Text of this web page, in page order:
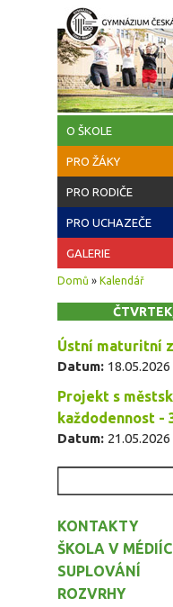
Přejít k hlavnímu obsahu
O ŠKOLE
PRO ŽÁKY
PRO RODIČE
PRO UCHAZEČE
GALERIE
Jste zde
Domů » Kalendář
Ústní maturitní
Datum:
Projekt s
každodennost -
Datum: 21.05.2026
KONTAKTY
ŠKOLA V
SUPLOVÁNÍ
ROZVRHY